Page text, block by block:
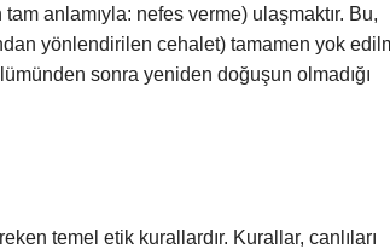
anlamıyla: nefes verme) ulaşmaktır. Bu,
yönlendirilen cehalet) tamamen yok
sonra yeniden doğuşun olmadığı
temel etik kurallardır. Kurallar, canlıları